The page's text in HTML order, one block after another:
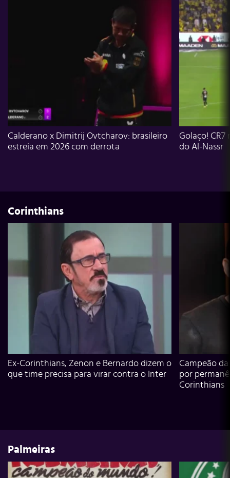
Calderano x Dimitrij Ovtcharov: brasileiro
estreia em 2026 com derrota
Golaço!
do Al-Nassr
Corinthians
Ex-Corinthians, Zenon e Bernardo dizem o
que time precisa para virar contra o Inter
Campeão
por
Corinthians
Palmeiras